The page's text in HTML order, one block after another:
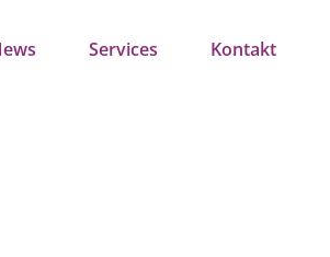
Services Kontakt